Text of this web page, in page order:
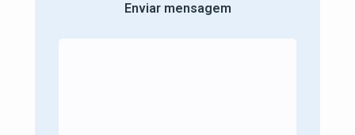
Enviar mensagem